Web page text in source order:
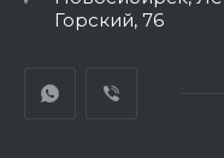
Горский, 76